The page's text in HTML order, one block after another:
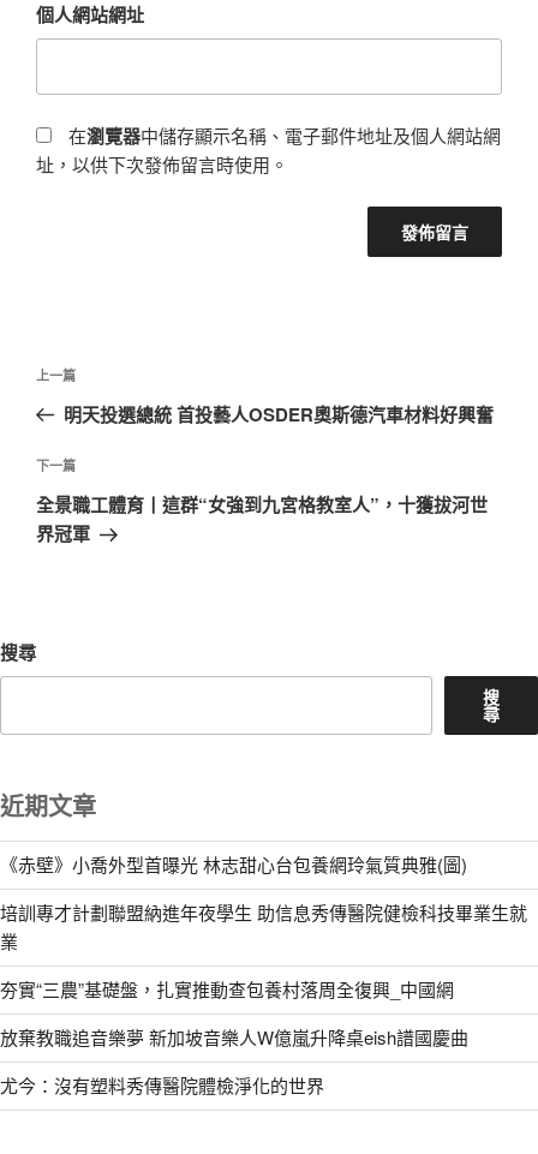
個人網站網址
在瀏覽器中儲存顯示名稱、電子郵件地址及個人網站網
址，以供下次發佈留言時使用。
文
導
覽
上
一
文
章
上一篇
明天投選總統 首投藝人OSDER奧斯德汽車材料好興奮
下
一
篇
下一篇
全景職工體育丨這群“女強到九宮格教室人”，十獲拔河世
界冠軍
搜尋
搜
尋
近期文章
《赤壁》小喬外型首曝光 林志甜心台包養網玲氣質典雅(圖)
培訓專才計劃聯盟納進年夜學生 助信息秀傳醫院健檢科技畢業生就
業
夯實“三農”基礎盤，扎實推動查包養村落周全復興_中國網
放棄教職追音樂夢 新加坡音樂人W億嵐升降桌eish譜國慶曲
尤今：沒有塑料秀傳醫院體檢淨化的世界